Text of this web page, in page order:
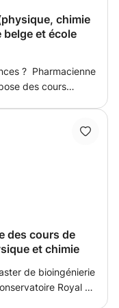
chimie
et école
? Pharmacienne
des cours
dans
chaque élève de
progresser
: renforcer la
choisir mes
explications
- Diagnostic des
les points à
pour
des cours de
et chimie
de bioingénierie
Royal de